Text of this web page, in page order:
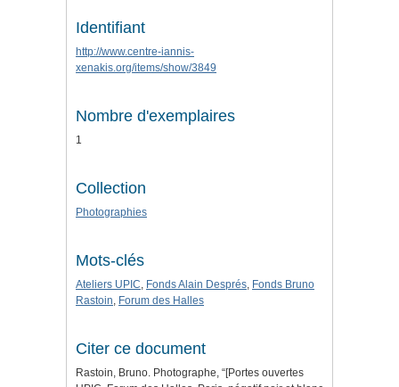
Identifiant
http://www.centre-iannis-
xenakis.org/items/show/3849
Nombre d'exemplaires
1
Collection
Photographies
Mots-clés
Ateliers UPIC, Fonds Alain Després, Fonds Bruno
Rastoin, Forum des Halles
Citer ce document
Rastoin, Bruno. Photographe, “[Portes ouvertes